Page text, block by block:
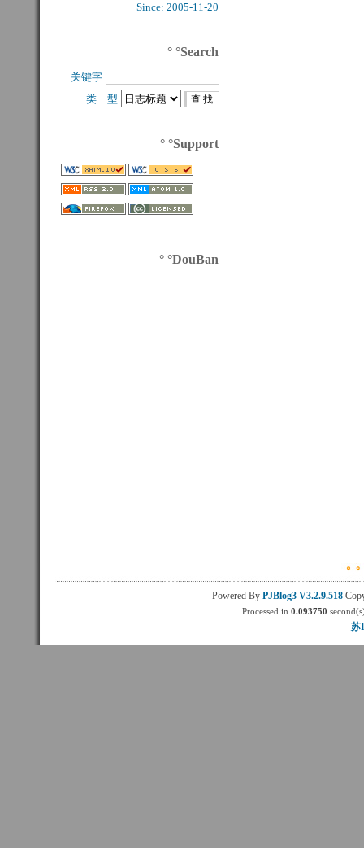
Since: 2005-11-20
° °Search
关键字
类 型
° °Support
° °DouBan
Powered By PJBlog3 V3.2.9.518
Processed in0.093750
苏